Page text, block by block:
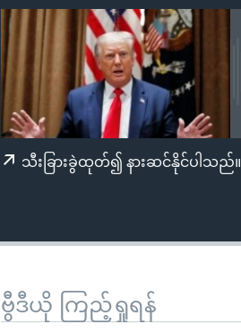
သီးခြားခွဲထုတ်၍ နားဆင်နိုင်ပါသည်။
ဗွီဒီယို ကြည့်ရှုရန်